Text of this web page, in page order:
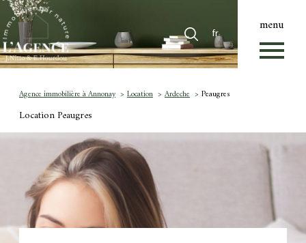
menu
fr
Accueil
Agence immobilière à Annonay Location Ardeche Peaugres
Location Peaugres